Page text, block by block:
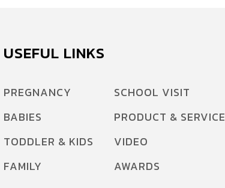
USEFUL LINKS
PREGNANCY
BABIES
TODDLER & KIDS
FAMILY
SCHOOL VISIT
PRODUCT & SERVICE
VIDEO
AWARDS